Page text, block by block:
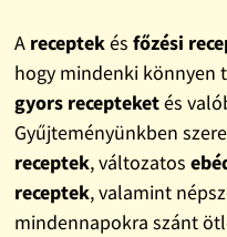
A receptekés főzési
hogy mindenki könnyen
gyors recepteketés
Gyűjteményünkben
receptek, változatos
receptek, valamint
mindennapokra szánt